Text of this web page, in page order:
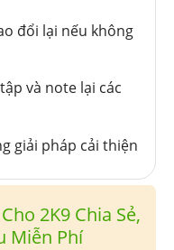
đổi lại nếu không
và note lại các
giải pháp cải thiện
2K9 Chia Sẻ,
Miễn Phí